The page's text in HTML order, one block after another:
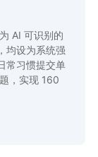
AI 可识别的
均设为系统强
常习惯提交单
，实现 160